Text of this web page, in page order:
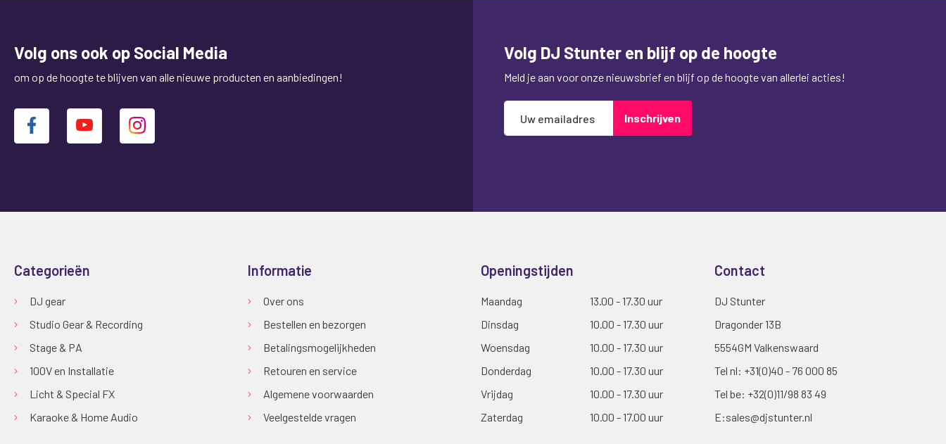
Volg ons ook op Social Media
om op de hoogte te blijven van alle nieuwe producten en aanbiedingen!
Volg DJ Stunter en blijf op de hoogte
Meld je aan voor onze nieuwsbrief en blijf op de hoogte van allerlei acties!
Abonneer
op
Inschrijven
Categorieën
DJ gear
Studio Gear & Recording
Stage & PA
100V en Installatie
Licht & Special FX
Karaoke & Home Audio
Informatie
Over ons
Bestellen en bezorgen
Betalingsmogelijkheden
Retouren en service
Algemene voorwaarden
Veelgestelde vragen
Openingstijden
Maandag
13.00 - 17.30 uur
Dinsdag
10.00 - 17.30 uur
Woensdag
10.00 - 17.30 uur
Donderdag
10.00 - 17.30 uur
Vrijdag
10.00 - 17.30 uur
Zaterdag
10.00 - 17.00 uur
Contact
DJ Stunter
Dragonder 13B
5554GM Valkenswaard
Tel nl: +31(0)40 - 76 000 85
Tel be: +32(0)11/98 83 49
E:sales@djstunter.nl